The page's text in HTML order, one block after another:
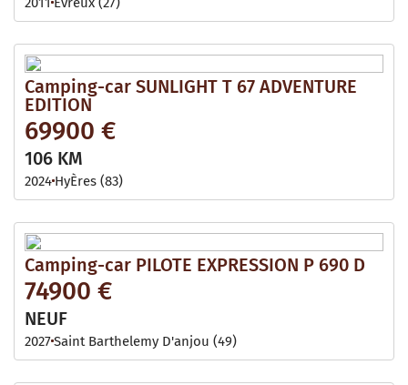
Camping-car SUNLIGHT T 67 ADVENTURE
EDITION
69900 €
106 KM
2024 HyÈres (83)
Camping-car PILOTE EXPRESSION P 690 D
74900 €
NEUF
2027Saint Barthelemy D'anjou (49)